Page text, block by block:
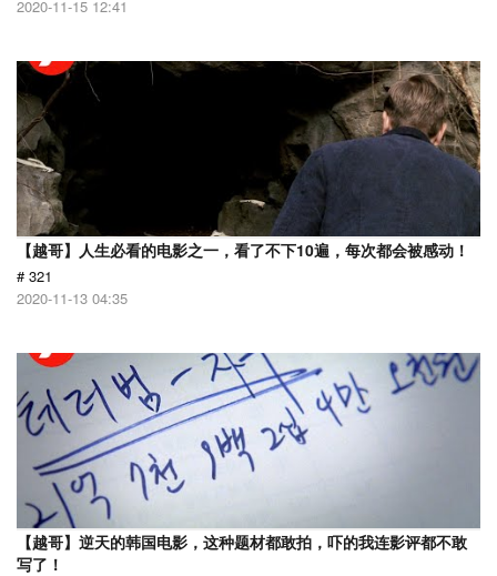
2020-11-15 12:41
【越哥】人生必看的电影之一，看了不下10遍，每次都会被感动！
# 321
2020-11-13 04:35
【越哥】逆天的韩国电影，这种题材都敢拍，吓的我连影评都不敢
写了！